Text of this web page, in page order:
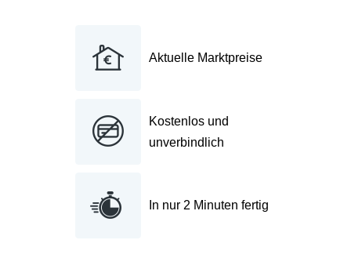
Aktuelle Marktpreise
Kostenlos und
unverbindlich
In nur 2 Minuten fertig